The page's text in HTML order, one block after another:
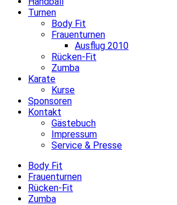
Turnen
Body Fit
Frauenturnen
Ausflug 2010
Rücken-Fit
Zumba
Karate
Kurse
Sponsoren
Kontakt
Gästebuch
Impressum
Service & Presse
Body Fit
Frauenturnen
Rücken-Fit
Zumba